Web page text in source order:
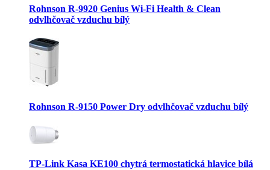
Rohnson R-9920 Genius Wi-Fi Health & Clean
odvlhčovač vzduchu bílý
Rohnson R-9150 Power Dry odvlhčovač vzduchu bílý
TP-Link Kasa KE100 chytrá termostatická hlavice bílá